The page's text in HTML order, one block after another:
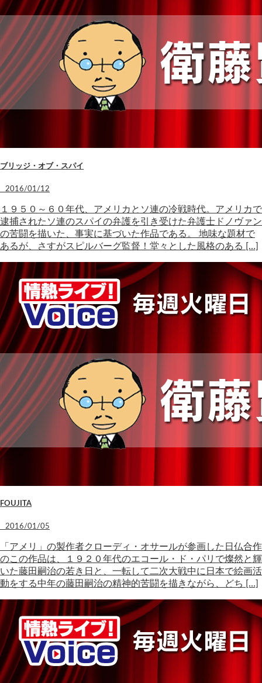
ブリッジ・オブ・スパイ
2016/01/12
１９５０～６０年代、アメリカとソ連の冷戦時代。アメリカで
逮捕されたソ連のスパイの弁護を引き受けた弁護士ドノヴァン
の苦闘を描いた、事実に基づいた作品である。 地味な題材で
あるが、さすがスピルバーグ監督！堂々とした風格のある […]
FOUJITA
2016/01/05
「アメリ」の製作者クローディ・オサールが参画した日仏合作
のこの作品は、１９２０年代のエコール・ド・パリで燦然と輝
いた藤田嗣治の若き日と、一転して二次大戦中に日本で絵画活
動をする中年の藤田嗣治の精神的苦闘を描きながら、どち […]